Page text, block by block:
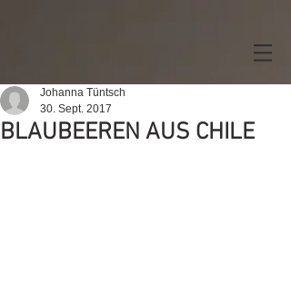
BLAUBEEREN AUS CHILE
Johanna Tüntsch
30. Sept. 2017